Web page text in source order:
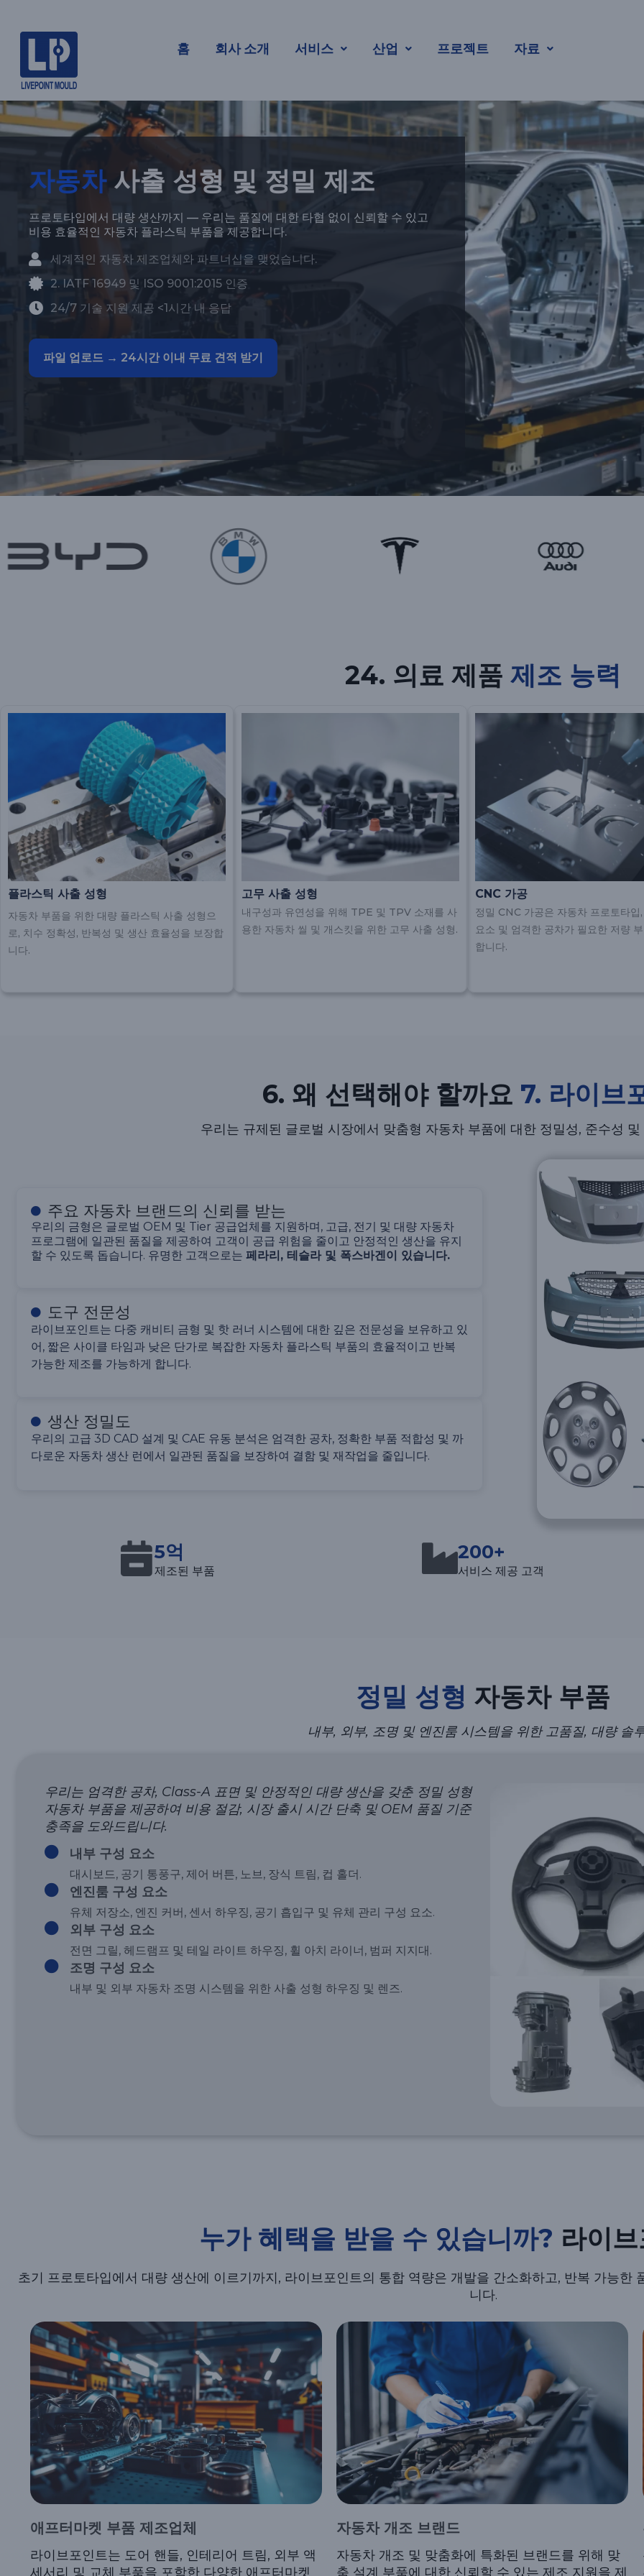
홈 회사 소개 서비스 산업 프로젝트 자료
자동차 및 운송
자동차사출 성형 및 정밀 제조
프로토타입에서 대량 생산까지 — 우리는 품질에 대한 타협 없이 신뢰할 수 있고
비용 효율적인 자동차 플라스틱 부품을 제공합니다.
세계적인 자동차 제조업체와 파트너십을 맺었습니다.
2. IATF 16949 및 ISO 9001:2015 인증
24/7 기술 지원 제공 <1시간 내 응답
파일 업로드 → 24시간 이내 무료 견적 받기
24. 의료 제품 제조 능력
플라스틱 사출 성형
자동차 부품을 위한 대량 플라스틱 사출 성형으
로, 치수 정확성, 반복성 및 생산 효율성을 보장합
니다.
고무 사출 성형
내구성과 유연성을 위해 TPE 및 TPV 소재를 사
용한 자동차 씰 및 개스킷을 위한 고무 사출 성형.
CNC 가공
정밀 CNC 가공은 자동차 프로토타입
요소 및 엄격한 공차가 필요한 저량
합니다.
6. 왜 선택해야 할까요 7. 라이브
우리는 규제된 글로벌 시장에서 맞춤형 자동차 부품에 대한 정밀성, 준수성
주요 자동차 브랜드의 신뢰를 받는
우리의 금형은 글로벌 OEM 및 Tier 공급업체를 지원하며, 고급, 전기 및 대량 자동차
프로그램에 일관된 품질을 제공하여 고객이 공급 위험을 줄이고 안정적인 생산을 유지
할 수 있도록 돕습니다. 유명한 고객으로는 페라리, 테슬라 및 폭스바겐이 있습니다.
도구 전문성
라이브포인트는 다중 캐비티 금형 및 핫 러너 시스템에 대한 깊은 전문성을 보유하고 있
어, 짧은 사이클 타임과 낮은 단가로 복잡한 자동차 플라스틱 부품의 효율적이고 반복
가능한 제조를 가능하게 합니다.
생산 정밀도
우리의 고급 3D CAD 설계 및 CAE 유동 분석은 엄격한 공차, 정확한 부품 적합성 및 까
다로운 자동차 생산 런에서 일관된 품질을 보장하여 결함 및 재작업을 줄입니다.
5억
제조된 부품
200+
서비스 제공 고객
정밀 성형 자동차 부품
내부, 외부, 조명 및 엔진룸 시스템을 위한 고품질, 대량 솔
우리는 엄격한 공차, Class-A 표면 및 안정적인 대량 생산을 갖춘 정밀 성형
자동차 부품을 제공하여 비용 절감, 시장 출시 시간 단축 및 OEM 품질 기준
충족을 도와드립니다.
내부 구성 요소
대시보드, 공기 통풍구, 제어 버튼, 노브, 장식 트림, 컵 홀더.
엔진룸 구성 요소
유체 저장소, 엔진 커버, 센서 하우징, 공기 흡입구 및 유체 관리 구성 요소.
외부 구성 요소
전면 그릴, 헤드램프 및 테일 라이트 하우징, 휠 아치 라이너, 범퍼 지지대.
조명 구성 요소
내부 및 외부 자동차 조명 시스템을 위한 사출 성형 하우징 및 렌즈.
누가 혜택을 받을 수 있습니까? 라이
초기 프로토타입에서 대량 생산에 이르기까지, 라이브포인트의 통합 역량은 개발을 간소화하고, 반복 가능한
니다.
애프터마켓 부품 제조업체
라이브포인트는 도어 핸들, 인테리어 트림, 외부 액
세서리 및 교체 부품을 포함한 다양한 애프터마켓
자동차 개조 브랜드
자동차 개조 및 맞춤화에 특화된 브랜드를 위해 맞
춤 설계 부품에 대한 신뢰할 수 있는 제조 지원을 제